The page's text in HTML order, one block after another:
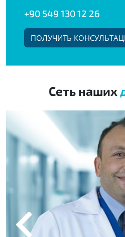
+90 549 130 12 26
ПОЛУЧИТЬ
Сеть наших